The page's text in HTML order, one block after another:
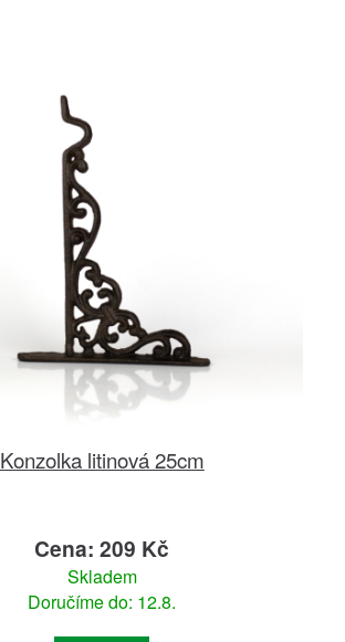
Konzolka litinová 25cm
Cena: 209 Kč
Skladem
Doručíme do: 12.8.